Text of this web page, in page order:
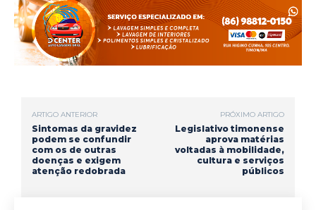
e
b
o
k
t
s
A
p
e
g
r
t
t
e
i
l
r
e
ARTIGO ANTERIOR
Sintomas da gravidez
podem se confundir
com os de outras
doenças e exigem
atenção redobrada
PRÓXIMO ARTIGO
Legislativo timonense
aprova matérias
voltadas à mobilidade,
cultura e serviços
públicos